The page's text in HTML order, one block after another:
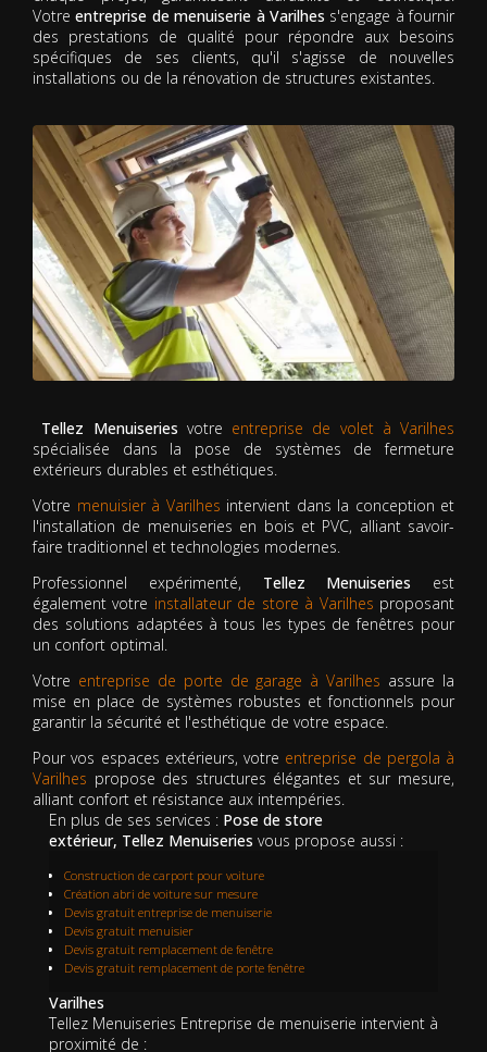
Votreentreprise de menuiserie à Varilhes s'engage à fournir
des prestations de qualité pour répondre aux besoins
spécifiques de ses clients, qu'il s'agisse de nouvelles
installations ou de la rénovation de structures existantes.
Tellez Menuiseries votre entreprise de volet à Varilhes
spécialisée dans la pose de systèmes de fermeture
extérieurs durables et esthétiques.
Votre menuisier à Varilhes intervient dans la conception et
l'installation de menuiseries en bois et PVC, alliant savoir-
faire traditionnel et technologies modernes.
Professionnel expérimenté, Tellez Menuiseries est
également votre installateur de store à Varilhes proposant
des solutions adaptées à tous les types de fenêtres pour
un confort optimal.
Votre entreprise de porte de garage à Varilhes assure la
mise en place de systèmes robustes et fonctionnels pour
garantir la sécurité et l'esthétique de votre espace.
Pour vos espaces extérieurs, votre entreprise de pergola à
Varilhes propose des structures élégantes et sur mesure,
alliant confort et résistance aux intempéries.
En plus de ses services : Pose de store
extérieur, Tellez Menuiseries vous propose aussi :
Construction de carport pour voiture
Création abri de voiture sur mesure
Devis gratuit entreprise de menuiserie
Devis gratuit menuisier
Devis gratuit remplacement de fenêtre
Devis gratuit remplacement de porte fenêtre
Varilhes
Tellez Menuiseries Entreprise de menuiserie intervient à
proximité de :